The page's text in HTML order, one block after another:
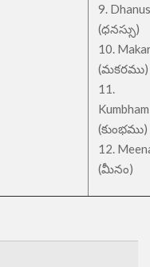
9.
(ధనస్సు)
10.
(మకరము)
11.
Kumbham
(కుంభము)
12.
(మీనం)